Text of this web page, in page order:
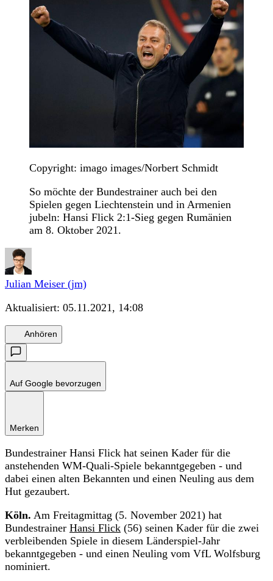
Copyright: imago images/Norbert Schmidt
So möchte der Bundestrainer auch bei den
Spielen gegen Liechtenstein und in Armenien
jubeln: Hansi Flick 2:1-Sieg gegen Rumänien
am 8. Oktober 2021.
Julian Meiser (jm)
Aktualisiert: 05.11.2021, 14:08
Anhören
Auf Google bevorzugen
Merken
Bundestrainer Hansi Flick hat seinen Kader für die
anstehenden WM-Quali-Spiele bekanntgegeben - und
dabei einen alten Bekannten und einen Neuling aus dem
Hut gezaubert.
Köln. Am Freitagmittag (5. November 2021) hat
Bundestrainer Hansi Flick (56) seinen Kader für die zwei
verbleibenden Spiele in diesem Länderspiel-Jahr
bekanntgegeben - und einen Neuling vom VfL Wolfsburg
nominiert.